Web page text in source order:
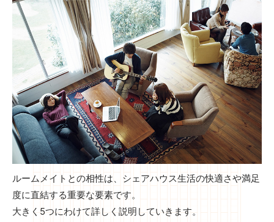
ルームメイトとの相性は、シェアハウス生活の快適さや満足
度に直結する重要な要素です。
大きく5つにわけて詳しく説明していきます。